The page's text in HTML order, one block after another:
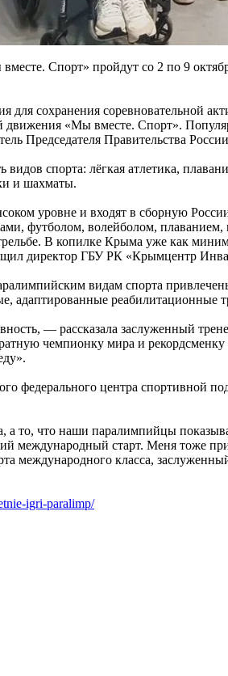
Спорт» пройдут со 2 по 9
для сохранения соревновательной
движения «Мы вместе. Спорт».
Председателя Правительства
спорта: лёгкая атлетика,
и шахматы.
уровне и входят в сборную
футболом, волейболом,
В копилке Крыма уже как
директор ГБУ РК «Крымцентр
видам спорта
адаптированные реабилитационные
— рассказала заслуженный
чемпионку мира и
федерального центра спортивной
а то, что наши паралимпийцы
международный старт. Меня тоже
международного класса,
igri-paralimp/